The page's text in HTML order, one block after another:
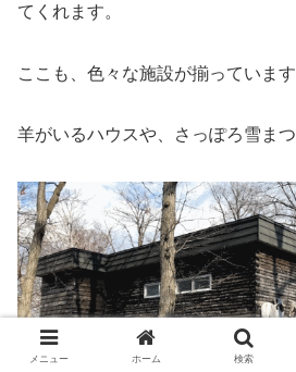
てくれます。
ここも、色々な施設が揃っています
羊がいるハウスや、さっぽろ雪ま
メニュー ホーム 検索